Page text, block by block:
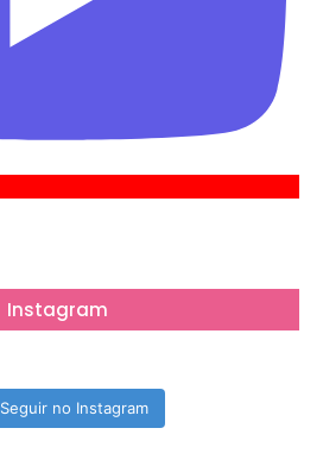
Instagram
Seguir no Instagram